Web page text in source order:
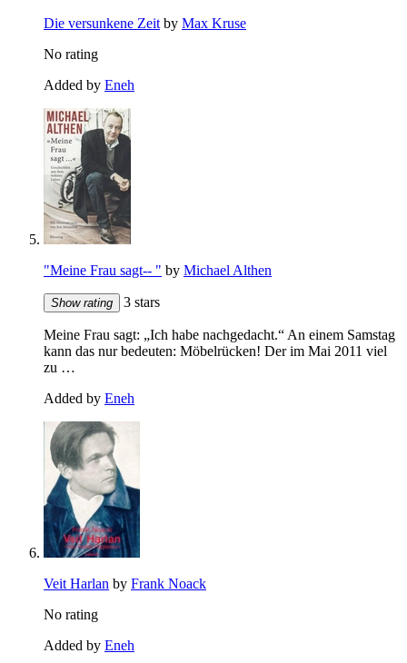
Die versunkene Zeit by Max Kruse
No rating
Added by Eneh
"Meine Frau sagt-- " by Michael Althen
Show rating 3 stars
Meine Frau sagt: „Ich habe nachgedacht.“ An einem Samstag
kann das nur bedeuten: Möbelrücken! Der im Mai 2011 viel
zu …
Added by Eneh
Veit Harlan by Frank Noack
No rating
Added by Eneh